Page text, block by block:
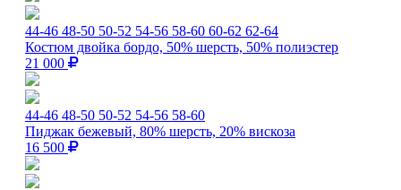
44-46 48-50 50-52 54-56 58-60 60-62 62-64
Костюм двойка бордо, 50% шерсть, 50% полиэстер
21 000
44-46 48-50 50-52 54-56 58-60
Пиджак бежевый, 80% шерсть, 20% вискоза
16 500